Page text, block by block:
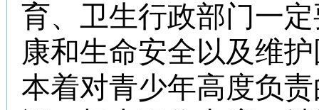
育、卫生行政部门一
康和生命安全以及维
本着对青少年高度负